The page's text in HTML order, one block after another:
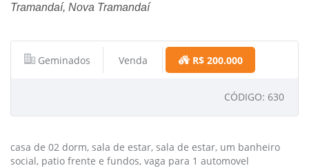
Tramandaí, Nova Tramandaí
Geminados Venda R$ 200.000
CÓDIGO: 630
casa de 02 dorm, sala de estar, sala de estar, um banheiro
social, patio frente e fundos, vaga para 1 automovel